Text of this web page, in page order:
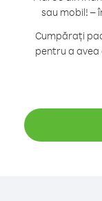
sau mobil! –
Cumpărați
pentru a